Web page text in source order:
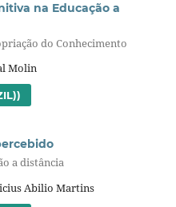
na Educação a
do Conhecimento
Molin
a distância
Abilio Martins